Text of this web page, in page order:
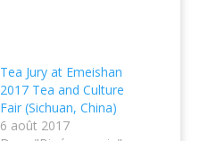
Tea Jury at Emeishan
2017 Tea and Culture
Fair (Sichuan, China)
6 août 2017